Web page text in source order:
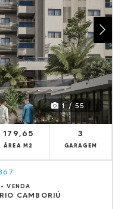
1 / 55
179,65
ÁREA M2
3
GARAGEM
VENDA
CAMBORIÚ